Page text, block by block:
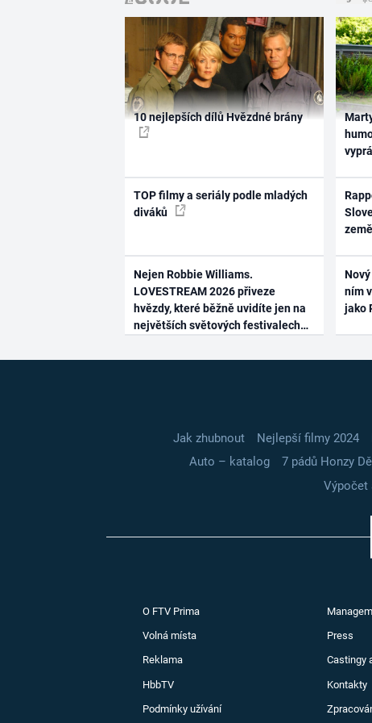
10 nejlepších dílů Hvězdné brány
TOP filmy a seriály podle mladých
diváků
Nejen Robbie Williams.
LOVESTREAM 2026 přiveze
hvězdy, které běžně uvidíte jen na
největších světových festivalech
ním
jako
Jak zhubnout Nejlepší filmy 2024
Auto – katalog
7 pádů Honzy
Výpočet
O FTV Prima
Volná místa Press
Reklama Castingy
HbbTV Kontakty
Podmínky užívání